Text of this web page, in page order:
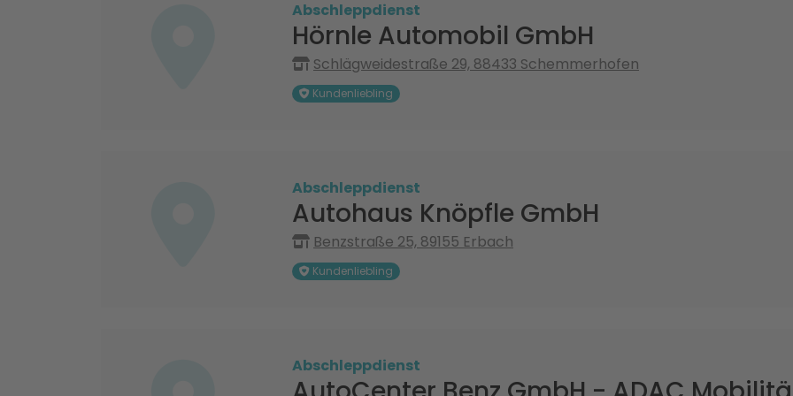
Abschleppdienst
Hörnle Automobil GmbH
Schlägweidestraße 29, 88433 Schemmerhofen
Kundenliebling
Abschleppdienst
Autohaus Knöpfle GmbH
Benzstraße 25, 89155 Erbach
Kundenliebling
Abschleppdienst